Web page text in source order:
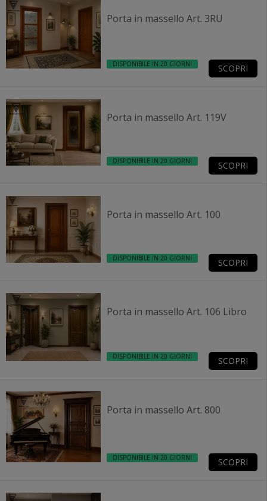
Porta in massello Art. 3RU
DISPONIBILE IN 20 GIORNI SCOPRI
Porta in massello Art. 119V
DISPONIBILE IN 20 GIORNI SCOPRI
Porta in massello Art. 100
DISPONIBILE IN 20 GIORNI SCOPRI
Porta in massello Art. 106 Libro
DISPONIBILE IN 20 GIORNI SCOPRI
Porta in massello Art. 800
DISPONIBILE IN 20 GIORNI SCOPRI